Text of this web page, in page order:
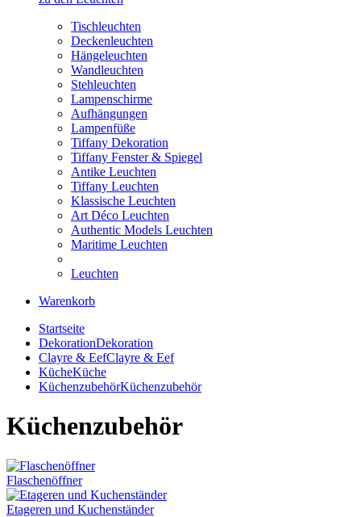
Tischleuchten
Deckenleuchten
Hängeleuchten
Wandleuchten
Stehleuchten
Lampenschirme
Aufhängungen
Lampenfüße
Tiffany Dekoration
Tiffany Fenster & Spiegel
Antike Leuchten
Tiffany Leuchten
Klassische Leuchten
Art Déco Leuchten
Authentic Models Leuchten
Maritime Leuchten
Leuchten
Warenkorb
Startseite
DekorationDekoration
Clayre & EefClayre & Eef
KücheKüche
KüchenzubehörKüchenzubehör
Küchenzubehör
Flaschenöffner
Etageren und Kuchenständer